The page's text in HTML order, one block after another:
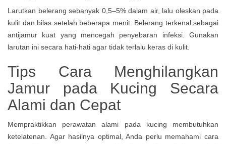
Larutkan belerang sebanyak 0,5–5% dalam air, lalu oleskan pada
kulit dan bilas setelah beberapa menit. Belerang terkenal sebagai
antijamur kuat yang mencegah penyebaran infeksi. Gunakan
larutan ini secara hati-hati agar tidak terlalu keras di kulit.
Tips Cara Menghilangkan
Jamur pada Kucing Secara
Alami dan Cepat
Mempraktikkan perawatan alami pada kucing membutuhkan
ketelatenan. Agar hasilnya optimal, Anda perlu memahami cara